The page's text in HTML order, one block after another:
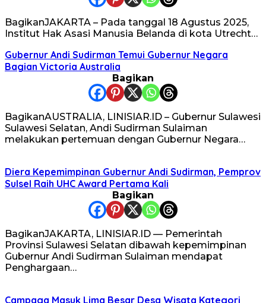
BagikanJAKARTA – Pada tanggal 18 Agustus 2025,
Institut Hak Asasi Manusia Belanda di kota Utrecht…
Gubernur Andi Sudirman Temui Gubernur Negara
Bagian Victoria Australia
Bagikan
BagikanAUSTRALIA, LINISIAR.ID – Gubernur Sulawesi
Sulawesi Selatan, Andi Sudirman Sulaiman
melakukan pertemuan dengan Gubernur Negara…
Diera Kepemimpinan Gubernur Andi Sudirman, Pemprov
Sulsel Raih UHC Award Pertama Kali
Bagikan
BagikanJAKARTA, LINISIAR.ID — Pemerintah
Provinsi Sulawesi Selatan dibawah kepemimpinan
Gubernur Andi Sudirman Sulaiman mendapat
Penghargaan…
Campaga Masuk Lima Besar Desa Wisata Kategori